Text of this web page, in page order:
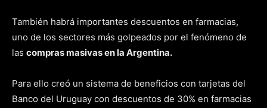
También habrá importantes descuentos en farmacias,
uno de los sectores más golpeados por el fenómeno de
las compras masivas en la Argentina.
Para ello creó un sistema de beneficios con tarjetas del
Banco del Uruguay con descuentos de 30% en farmacias